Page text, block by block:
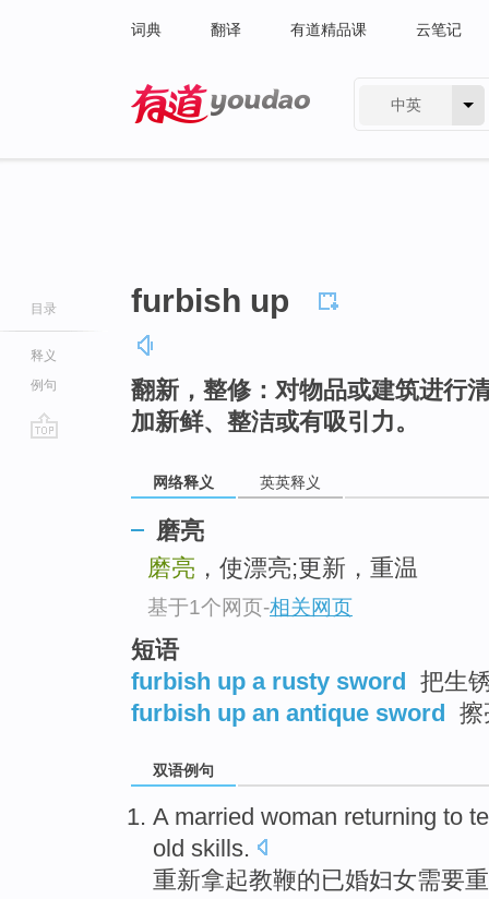
词典 翻译 有道精品课 云笔记
中英
目录
释义
例句
furbish up
翻新，整修：对物品或建筑进行
加新鲜、整洁或有吸引力。
网络释义 英英释义
磨亮
磨亮 ，使漂亮;更新，重温
基于1个网页-相关网页
短语
furbish up a rusty sword 把生
furbish up an antique sword 擦
双语例句
A married woman returning to
old skills.
重新拿起教鞭的已婚妇女需要